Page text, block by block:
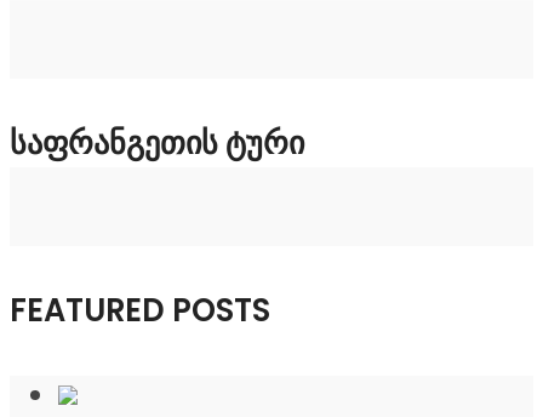
ᲡᲐᲤᲠᲐᲜᲒᲔᲗᲘᲡ ᲢᲣᲠᲘ
FEATURED POSTS